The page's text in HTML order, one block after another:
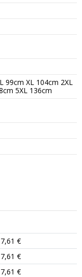
99cm XL 104cm 2XL
5XL 136cm
7,61 €
7,61 €
7,61 €